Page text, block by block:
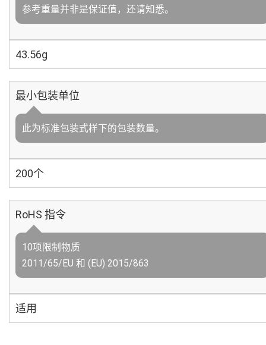
参考重量并非是保证值，还请知悉。
43.56g
最小包装单位
此为标准包装式样下的包装数量。
200个
RoHS 指令
10项限制物质
2011/65/EU 和 (EU) 2015/863
适用